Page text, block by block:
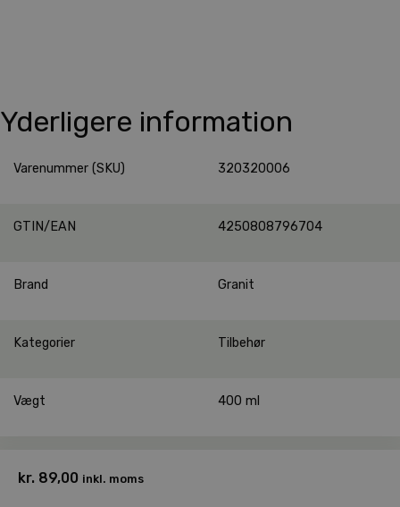
Yderligere information
Varenummer (SKU) 320320006
GTIN/EAN 4250808796704
Brand Granit
Kategorier Tilbehør
Vægt 400 ml
kr. 89,00 inkl. moms